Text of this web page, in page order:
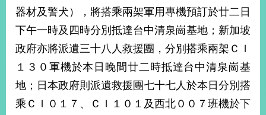
台
海
平
護
照
回
器材及警犬），將搭乘兩架軍用專機預訂於廿二日
下午一時及四時分別抵達台中清泉崗基地；新加坡
政府亦將派遺三十八人救援團，分別搭乘兩架ＣＩ
１３０軍機於本日晚間廿二時抵達台中清泉崗基
地；日本政府則派遺救援團七十七人於本日分別搭
乘ＣＩ０１７、ＣＩ１０１及西北００７班機於下